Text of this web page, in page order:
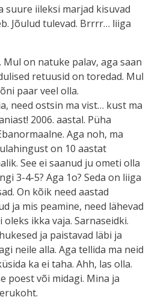
suure iileksi marjad kisuvad
Jõulud tulevad. Brrrr… liiga
on natuke palav, aga saan
retuusid on toredad. Mul
paar veel olla.
need ostsin ma vist… kust ma
2006. aastal. Püha
Aga noh, ma
on 10 aastat
See ei saanud ju ometi olla
3-4-5? Aga 1o? Seda on liiga
On kõik need aastad
ja mis peamine, need lähevad
ikka vaja. Sarnaseidki.
ja paistavad läbi ja
neile alla. Aga tellida ma neid
ka ei taha. Ahh, las olla.
poest või midagi. Mina ja